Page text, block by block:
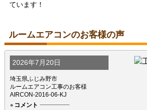
ています！
ルームエアコンのお客様の声
2026年7月20日
埼玉県ふじみ野市
ルームエアコン工事のお客様
AIRCON-2016-06-KJ
コメント